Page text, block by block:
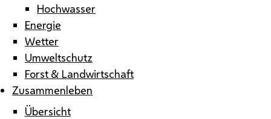
Hochwasser
Energie
Wetter
Umweltschutz
Forst & Landwirtschaft
Zusammenleben
Übersicht